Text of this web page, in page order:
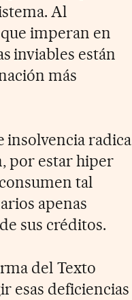
Al
imperan en
inviables están
más
insolvencia radica
por estar hiper
tal
apenas
sus créditos.
del Texto
esas deficiencias